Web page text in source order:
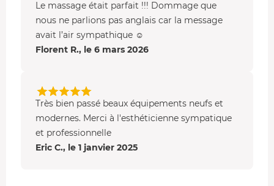
Le massage était parfait !!! Dommage que
nous ne parlions pas anglais car la message
avait l’air sympathique ☺️
Florent R., le 6 mars 2026
Très bien passé beaux équipements neufs et
modernes. Merci à l'esthéticienne sympatique
et professionnelle
Eric C., le 1 janvier 2025